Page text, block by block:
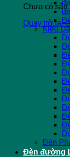
Chưa có sản
Quay trở lại
Kiểu
Đèn
Đèn đường